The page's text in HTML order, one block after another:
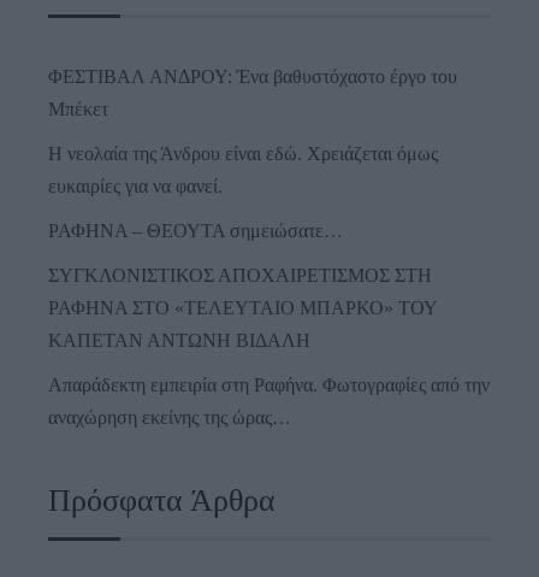
ΦΕΣΤΙΒΑΛ ΑΝΔΡΟΥ: Ένα βαθυστόχαστο έργο του
Μπέκετ
Η νεολαία της Άνδρου είναι εδώ. Χρειάζεται όμως
ευκαιρίες για να φανεί.
ΡΑΦΗΝΑ – ΘΕΟΥΤΑ σημειώσατε…
ΣΥΓΚΛΟΝΙΣΤΙΚΟΣ ΑΠΟΧΑΙΡΕΤΙΣΜΟΣ ΣΤΗ
ΡΑΦΗΝΑ ΣΤΟ «ΤΕΛΕΥΤΑΙΟ ΜΠΑΡΚΟ» ΤΟΥ
ΚΑΠΕΤΑΝ ΑΝΤΩΝΗ ΒΙΔΑΛΗ
Απαράδεκτη εμπειρία στη Ραφήνα. Φωτογραφίες από την
αναχώρηση εκείνης της ώρας…
Πρόσφατα Άρθρα